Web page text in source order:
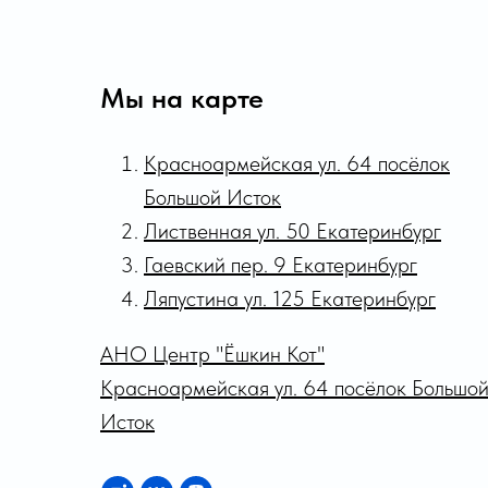
Мы на карте
Красноармейская ул. 64 посёлок
Большой Исток
Лиственная ул. 50 Екатеринбург
Гаевский пер. 9 Екатеринбург
Ляпустина ул. 125 Екатеринбург
АНО Центр "Ёшкин Кот"
Красноармейская ул. 64 посёлок Большой
Исток